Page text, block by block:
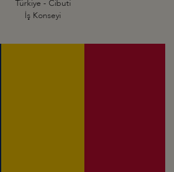
Türkiye - Cibuti
İş Konseyi